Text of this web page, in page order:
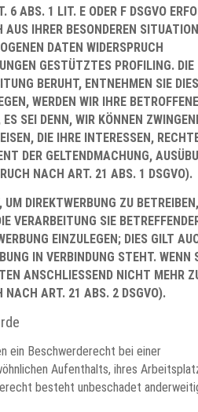
6 ABS. 1 LIT. E ODER F DSGVO
IHRER BESONDEREN SITUATION
DATEN WIDERSPRUCH
GESTÜTZTES PROFILING. DIE
BERUHT, ENTNEHMEN SIE
WERDEN WIR IHRE
SEI DENN, WIR KÖNNEN
DIE IHRE INTERESSEN,
DER GELTENDMACHUNG,
NACH ART. 21 ABS. 1 DSGVO).
DIREKTWERBUNG ZU
VERARBEITUNG SIE
EINZULEGEN; DIES GILT
IN VERBINDUNG STEHT. WENN
ANSCHLIESSEND NICHT MEHR
NACH ART. 21 ABS. 2 DSGVO).
ein Beschwerderecht bei einer
Aufenthalts, ihres
besteht unbeschadet